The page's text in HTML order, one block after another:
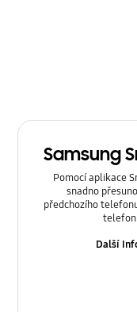
Zvuk
Záloha & Obnovení
Samsung
Pomocí aplikace
snadno
předchozího
Další